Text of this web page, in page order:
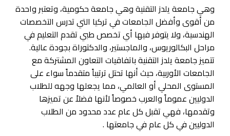
وهي جامعة يلدز التقنية وهي جامعة حكومية، وتعتبر واحدة
من أقوى وأفضل الجامعات في تركيا التي تدرس التخصصات
الهندسية، ولا يتوفر فيها أي تخصص طبي تقدم التعليم في
مراحل البكالوريوس، والماجستير، والدكتوراة بجودة عالية.
تتميز جامعة يلدز التقنية باتفاقيات التعاون المشتركة مع
الجامعات الأوربية، حيث أنها تحتل ترتيباً متقدماً سواء على
المستوى المحلي أو العالمي، مما يجعلها وجهه للطلاب
الدوليين عموماً والعرب خصوصاً لأنها فضلاً عن تميزها
وتقدمها، فهي تقبل كل عام عدد محدود من الطلاب
الدوليين في كل عام في جامعتها .